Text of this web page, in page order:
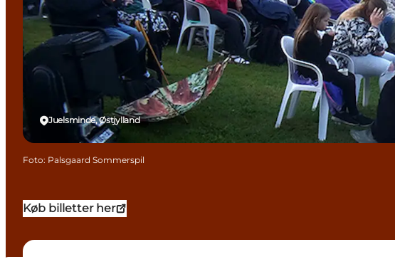
Køb billetter her
Juelsminde, Østjylland
Foto: Palsgaard Sommerspil